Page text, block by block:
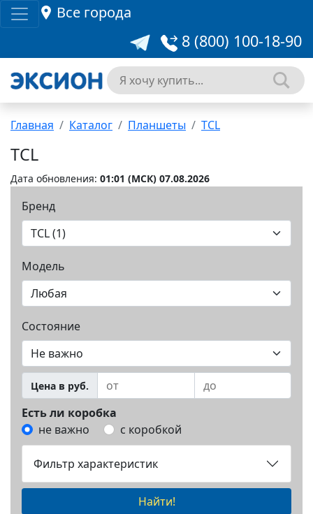
Все города
8 (800) 100-18-90
Главная Каталог Планшеты TCL
TCL
Дата обновления: 01:01 (MCК) 07.08.2026
Бренд
Модель
Состояние
Цена в руб.
Есть ли коробка
не важно
с коробкой
Фильтр характеристик
Найти!